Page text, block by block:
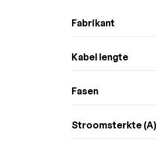
Fabrikant
Kabel lengte
Fasen
Stroomsterkte (A)